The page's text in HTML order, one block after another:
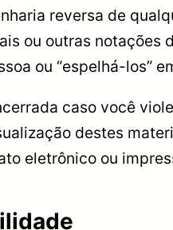
reversa de
ou outras notações
ou “espelhá-los”
caso você
destes
eletrônico ou